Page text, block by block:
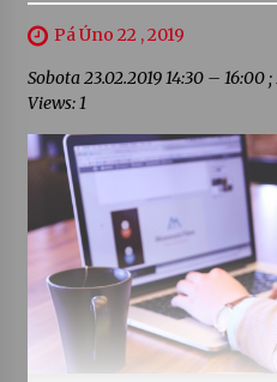
Pá Úno 22 , 2019
Sobota 23.02.2019 14:30 – 16:00
Views: 1